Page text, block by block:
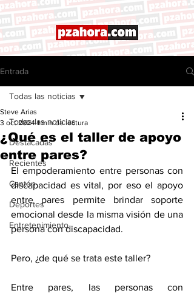
Entrada
Todas las noticias
Destacadas
Recientes
Cantón
Deportes
Entretenimiento
Todas las noticias
¿Qué es el taller de apoyo
entre pares?
Steve Arias
3 oct 2024 1 min de lectura
El empoderamiento entre personas con
discapacidad es vital, por eso el apoyo
entre pares permite brindar soporte
emocional desde la misma visión de una
persona con discapacidad.
Pero, ¿de qué se trata este taller?
Entre pares, las personas con